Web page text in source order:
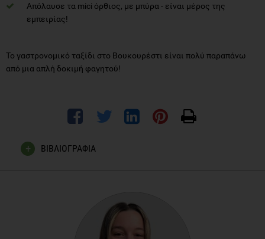
Απόλαυσε τα mici όρθιος, με μπύρα - είναι μέρος της
εμπειρίας!
Το γαστρονομικό ταξίδι στο Βουκουρέστι είναι πολύ παραπάνω
από μια απλή δοκιμή φαγητού!
ΒΙΒΛΙΟΓΡΑΦΙΑ